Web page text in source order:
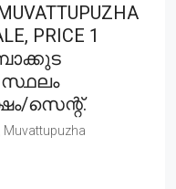
PRICE 1
സ്ഥലം
സെന്റ്.
Muvattupuzha